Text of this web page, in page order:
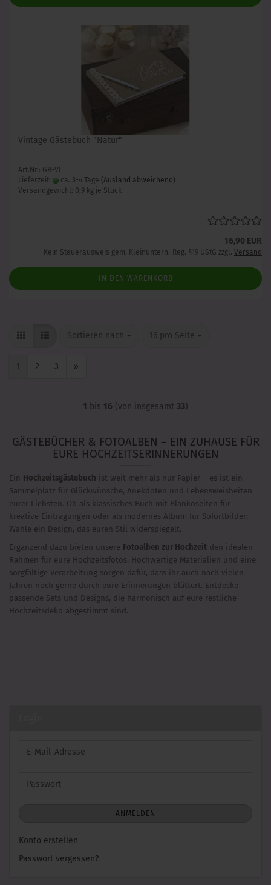
Vintage Gästebuch "Natur"
Art.Nr.: GB-VI
Lieferzeit:
ca. 3-4 Tage (Ausland abweichend)
Versandgewicht: 0,9 kg je Stück
16,90 EUR
Kein Steuerausweis gem. Kleinuntern.-Reg. §19 UStG zzgl. Versand
IN DEN WARENKORB
Sortieren nach
Sortieren nach 16 pro Seite
pro Seite
1 2 3 »
1 bis 16 (von insgesamt 33)
GÄSTEBÜCHER & FOTOALBEN – EIN ZUHAUSE FÜR
EURE HOCHZEITSERINNERUNGEN
Ein Hochzeitsgästebuch ist weit mehr als nur Papier – es ist ein
Sammelplatz für Glückwünsche, Anekdoten und Lebensweisheiten
eurer Liebsten. Ob als klassisches Buch mit Blankoseiten für
kreative Eintragungen oder als modernes Album für Sofortbilder:
Wähle ein Design, das euren Stil widerspiegelt.
Ergänzend dazu bieten unsere Fotoalben zur Hochzeit den idealen
Rahmen für eure Hochzeitsfotos. Hochwertige Materialien und eine
sorgfältige Verarbeitung sorgen dafür, dass ihr auch nach vielen
Jahren noch gerne durch eure Erinnerungen blättert. Entdecke
passende Sets und Designs, die harmonisch auf eure restliche
Hochzeitsdeko abgestimmt sind.
E-
Passwort
ANMELDEN
Konto erstellen
Passwort vergessen?